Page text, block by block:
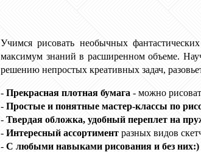
Учимся рисовать необычных
максимум знаний в расширенном объеме.
решению непростых креативных задач,
- Прекрасная плотная бумага - можно
- Простые и понятные мастер-классы по
- Твердая обложка, удобный переплет на
- Интересный ассортимент разных видов
- С любыми навыками рисования и без них:)